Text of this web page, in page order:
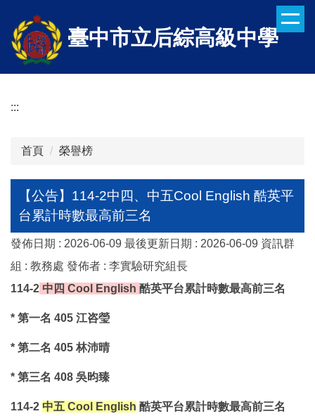
到
主
區
臺中市立后綜高級中學
:::
首頁 榮譽榜
【公告】114-2中四、中五Cool English 酷英平
台累計時數最高前三名
發佈日期 : 2026-06-09 最後更新日期 : 2026-06-09 資訊群
組 : 教務處 發佈者 : 李實驗研究組長
114-2 中四 Cool English 酷英平台累計時數最高前三名
* 第一名 405 江咨瑩
* 第二名 405 林沛晴
* 第三名 408 吳昀臻
114-2 中五 Cool English 酷英平台累計時數最高前三名